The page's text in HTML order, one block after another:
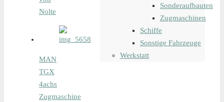
Nolte
MAN
TGX
4achs
Zugmaschine
Sonderaufbauten
Zugmaschinen
Schiffe
Sonstige Fahrzeuge
Werkstatt